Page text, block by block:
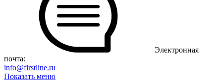
Электронная
почта:
info@firstline.ru
Показать меню